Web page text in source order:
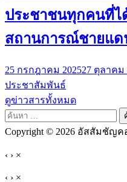
ประชาชนทุกคนที่ไ
สถานการณ์ชายแ
25 กรกฎาคม 202527 ตุลาคม
ประชาสัมพันธ์
ดูข่าวสารทั้งหมด
ค้นหา
สำหรับ:
Copyright © 2026 อัสสัมชัญค
‹ › ×
‹ › ×